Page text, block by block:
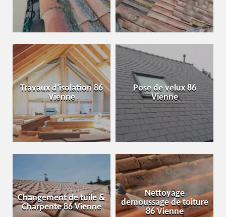
Travaux d'isolation 86
Vienne
Pose de velux 86
Vienne
Changement de tuile &
Charpente 86 Vienne
Nettoyage
demoussage de toiture
86 Vienne